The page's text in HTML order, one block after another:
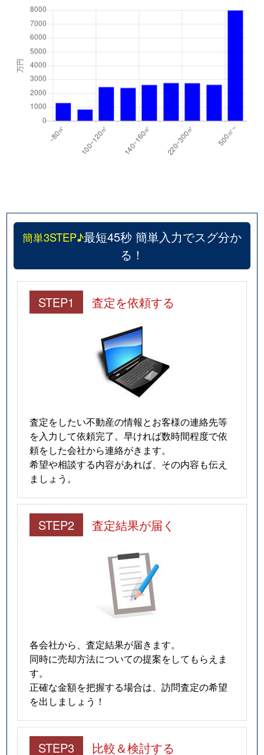
簡単3STEP♪最短45秒 簡単入力でスグ分か
る！
STEP1 査定を依頼する
査定をしたい不動産の情報とお客様の連絡先等
を入力して依頼完了。早ければ数時間程度で依
頼をした会社から連絡がきます。
希望や相談する内容があれば、その内容も伝え
ましょう。
STEP2 査定結果が届く
各会社から、査定結果が届きます。
同時に売却方法についての提案をしてもらえま
す。
正確な金額を把握する場合は、訪問査定の希望
を出しましょう！
STEP3 比較＆検討する